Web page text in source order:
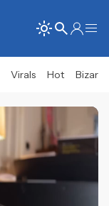
Virals Hot Bizar